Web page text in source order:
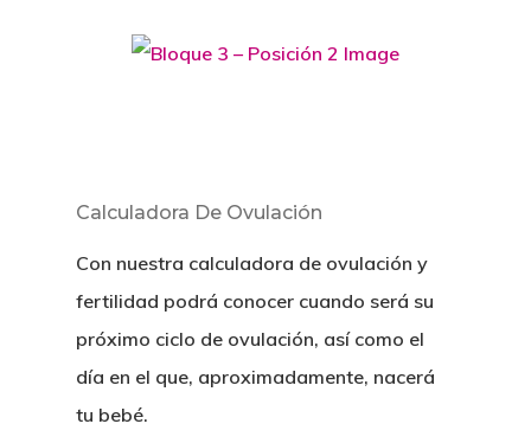
Calculadora De Ovulación
Con nuestra calculadora de ovulación y
fertilidad podrá conocer cuando será su
próximo ciclo de ovulación, así como el
día en el que, aproximadamente, nacerá
tu bebé.